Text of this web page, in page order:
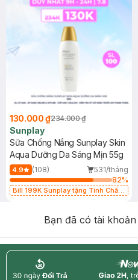
130.000 ₫234.000 ₫
Sunplay
Sữa Chống Nắng Sunplay Skin
Aqua Dưỡng Da Sáng Mịn 55g
4.9 (108)
531/tháng
82%
Bill 199K Sunplay tặng Tinh Chất
Bạn đã có tài khoản